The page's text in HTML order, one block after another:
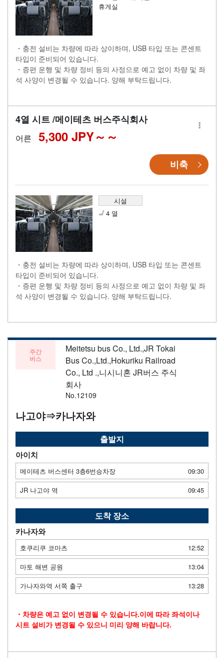
휴게실
・충전 설비는 차량에 따라 상이하며, USB 타입 또는 콘센트
타입이 준비되어 있습니다.
・증편 운행 및 차량 정비 등의 사정으로 예고 없이 차량 및 좌
석 사양이 변경될 수 있습니다. 양해 부탁드립니다.
4열 시트 /메이테츠 버스주식회사
어른 5,300 JPY～
비축
시설
4 열
・충전 설비는 차량에 따라 상이하며, USB 타입 또는 콘센트
타입이 준비되어 있습니다.
・증편 운행 및 차량 정비 등의 사정으로 예고 없이 차량 및 좌
석 사양이 변경될 수 있습니다. 양해 부탁드립니다.
주간
버스
Meitetsu bus Co., Ltd.,JR Tokai
Bus Co.,Ltd.,Hokuriku Railroad
Co., Ltd .,니시니혼 JR버스 주식
회사
No.12109
나고야⇒카나자와
출발지
아이치
메이테츠 버스센터 3층6번승차장
09:30
JR 나고야 역
09:45
도착 장소
카나자와
호쿠리쿠 코마츠
12:52
마토 해변 공원
13:04
가나자와역 서쪽 출구
13:28
・차량은 예고 없이 변경될 수 있습니다.이에 따라 좌석이나
시트 설비가 변경될 수 있으니 미리 양해 바랍니다.